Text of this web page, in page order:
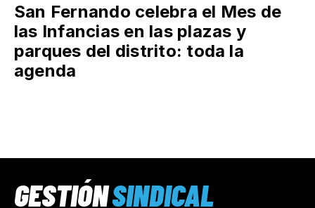
San Fernando celebra el Mes de
las Infancias en las plazas y
parques del distrito: toda la
agenda
GESTIÓNSINDICAL